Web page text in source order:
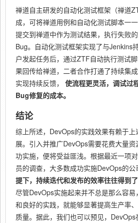
禅道自主研发的自动化测试框架（禅道
成，可将禅道用例和自动化测试脚本一
提交到禅道中作为测试结果，执行失败
Bug。自动化测试框架实现了与Jenkins
户发起任务后，通过ZTF自动执行测试
果回传给禅道，二者合作打通了持续集
实现持续反馈， 使流程更灵活，调试过
Bug修复的成本。
结论
综上所述，DevOps的实践效果有赖于
展。引入并推广DevOps需要花费大量
功实施，便将受益匪浅。根据最近一项
员的调查，大多数成功实施DevOps的公
提下，持续迭代和发布的效率往往得到了
尽管DevOps实施起来并不总是那么容
和良好的实践，就能够显著提高生产率
质量。据此，我们也可以预见，